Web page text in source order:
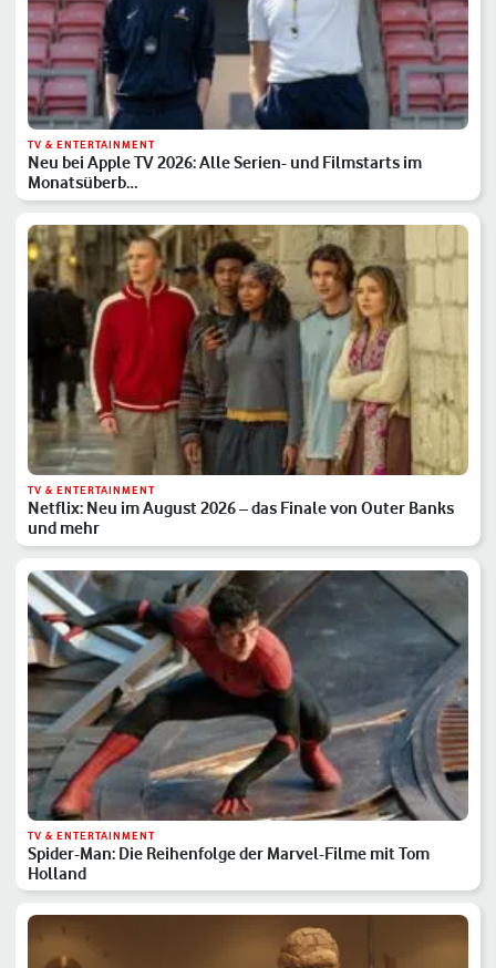
TV & ENTERTAINMENT
Neu bei Apple TV 2026: Alle Serien- und Filmstarts im
Monatsüberb…
TV & ENTERTAINMENT
Netflix: Neu im August 2026 – das Finale von Outer Banks
und mehr
TV & ENTERTAINMENT
Spider-Man: Die Reihenfolge der Marvel-Filme mit Tom
Holland